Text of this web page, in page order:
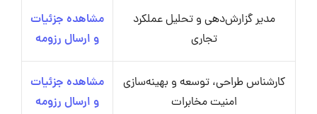
مدیر گزارش‌دهی و تحلیل عملکرد
تجاری
مشاهده جزئیات
و ارسال رزومه
کارشناس طراحی، توسعه و بهینه‌سازی
امنیت مخابرات
مشاهده جزئیات
و ارسال رزومه